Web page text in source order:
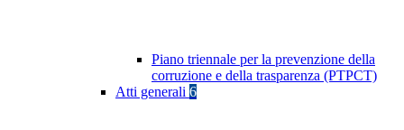
Piano triennale per la prevenzione della
corruzione e della trasparenza (PTPCT)
Atti generali 6